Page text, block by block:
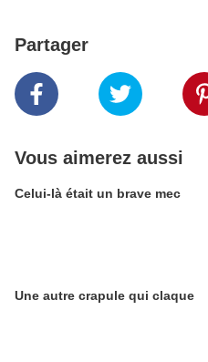
Partager
Vous aimerez aussi
Celui-là était un brave mec
Une autre crapule qui claque